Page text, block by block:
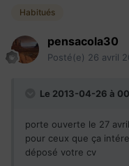
Habitués
pensacola30
Posté(e) 26 avril
Le 2013-04-26 à
porte ouverte le 27
pour ceux que ça
déposé votre cv